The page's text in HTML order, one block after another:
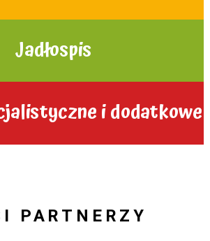
Jadłospis
i dodatkowe
PARTNERZY